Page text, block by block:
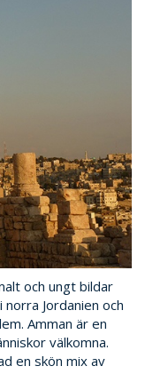
och ungt bildar
Jordanien och
Amman är en
välkomna.
en skön mix av